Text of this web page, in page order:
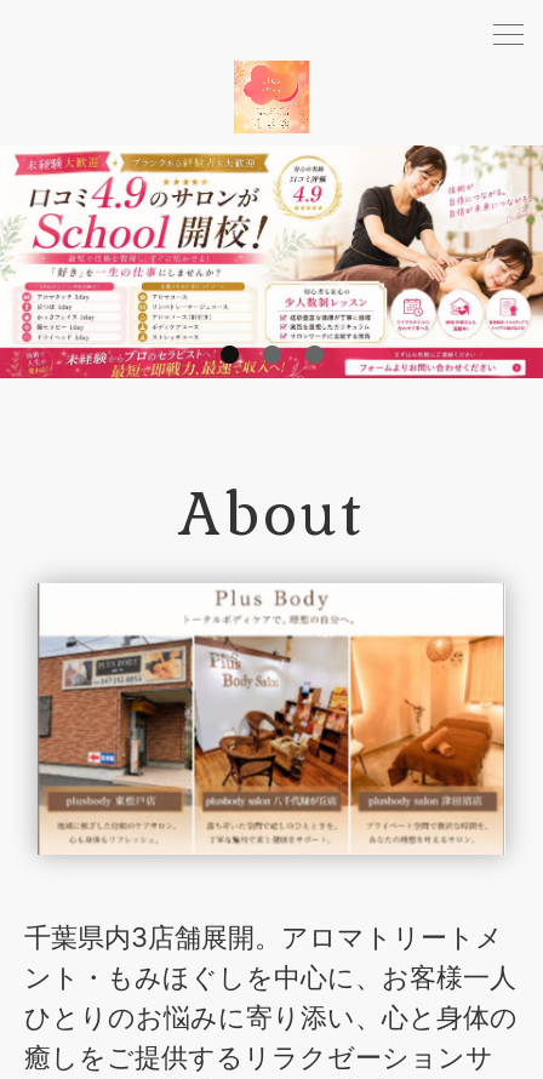
1 2 3
About
千葉県内3店舗展開。アロマトリートメ
ント・もみほぐしを中心に、お客様一人
ひとりのお悩みに寄り添い、心と身体の
癒しをご提供するリラクゼーションサ